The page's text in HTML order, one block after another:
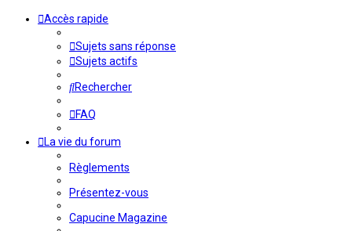
Accès rapide
Sujets sans réponse
Sujets actifs
Rechercher
FAQ
La vie du forum
Règlements
Présentez-vous
Capucine Magazine